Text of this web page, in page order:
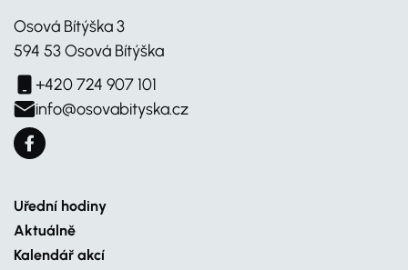
Osová Bítýška 3
594 53 Osová Bítýška
+420 724 907 101
info@osovabityska.cz
Uřední hodiny
Aktuálně
Kalendář akcí